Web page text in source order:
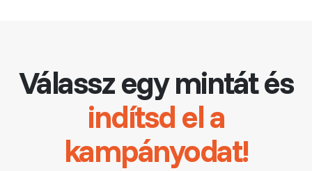
Válassz egy mintát és
indítsd el a
kampányodat!